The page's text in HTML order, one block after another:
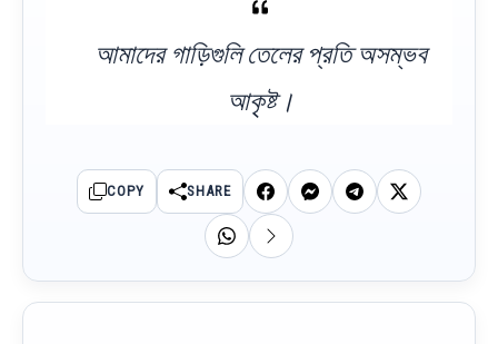
আমাদের গাড়িগুলি তেলের প্রতি অসম্ভব
আকৃষ্ট।
COPY SHARE